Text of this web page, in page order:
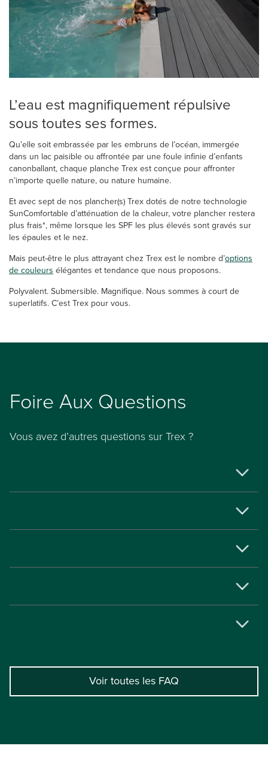
L’eau est magnifiquement répulsive
sous toutes ses formes.
Qu’elle soit embrassée par les embruns de l’océan, immergée
dans un lac paisible ou affrontée par une foule infinie d’enfants
canonballant, chaque planche Trex est conçue pour affronter
n’importe quelle nature, ou nature humaine.
Et avec sept de nos plancher(s) Trex dotés de notre technologie
SunComfortable d’atténuation de la chaleur, votre plancher restera
plus frais*, même lorsque les SPF les plus élevés sont gravés sur
les épaules et le nez.
Mais peut-être le plus attrayant chez Trex est le nombre d’options
de couleursélégantes et tendance que nous proposons.
Polyvalent. Submersible. Magnifique. Nous sommes à court de
superlatifs. C’est Trex pour vous.
Foire Aux Questions
Vous avez d’autres questions sur Trex ?
Voir toutes les FAQ